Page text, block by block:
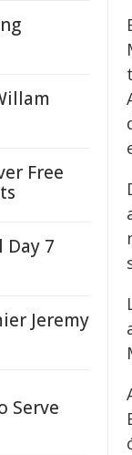
Free
7
Jeremy
Serve